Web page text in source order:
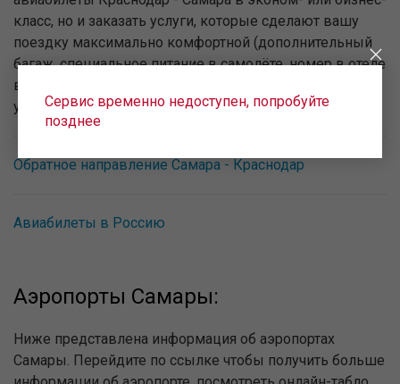
класс, но и заказать услуги, которые сделают вашу
поездку максимально комфортной (дополнительный
багаж, специальное питание в самолёте, номер в отеле
в городе прибытия и пр.). Заказать дополнительные
услуги можно при оформлении билета.
Обратное направление Самара - Краснодар
Авиабилеты в Россию
Аэропорты Самары:
Ниже представлена информация об аэропортах
Самары. Перейдите по ссылке чтобы получить больше
Сервис временно недоступен, попробуйте
позднее